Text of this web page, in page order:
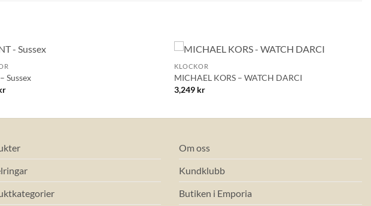
Sussex
+
KLOCKOR
MICHAEL KORS – WATCH DARCI
3,249 kr
Om oss
Kundklubb
Butiken i Emporia